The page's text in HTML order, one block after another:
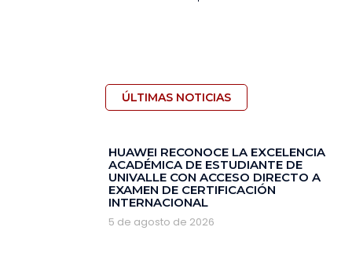
ÚLTIMAS NOTICIAS
HUAWEI RECONOCE LA EXCELENCIA
ACADÉMICA DE ESTUDIANTE DE
UNIVALLE CON ACCESO DIRECTO A
EXAMEN DE CERTIFICACIÓN
INTERNACIONAL
5 de agosto de 2026